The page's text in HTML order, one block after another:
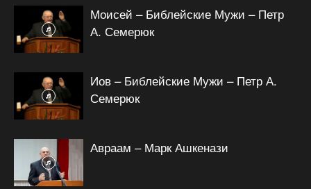
Моисей – Библейские Мужи – Петр
А. Семерюк
Иов – Библейские Мужи – Петр А.
Семерюк
Авраам – Марк Ашкенази